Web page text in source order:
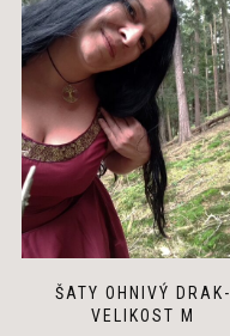
ŠATY OHNIVÝ DRAK-
VELIKOST M